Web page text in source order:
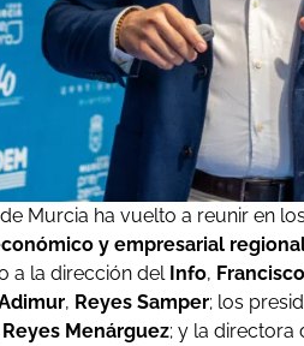
de Murcia ha vuelto a reunir en
y empresarial
a la dirección del Info,
, Reyes Samper; los
Reyes Menárguez; y la directora